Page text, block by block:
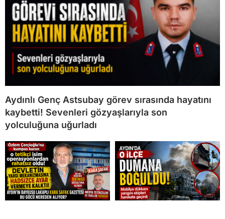
Aydınlı Genç Astsubay görev sırasında hayatını
kaybetti! Sevenleri gözyaşlarıyla son
yolculuğuna uğurladı